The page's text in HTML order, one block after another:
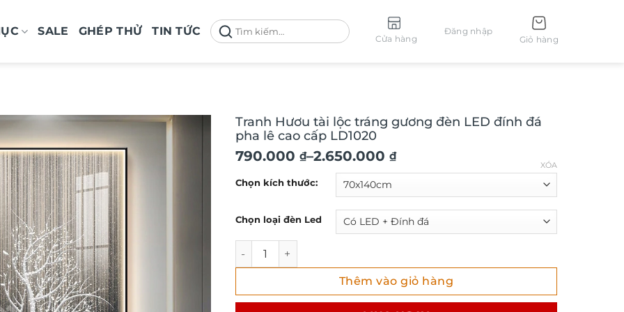
SALE GHÉP THỬ TIN TỨC
Tìm
kiếm:
Cửa hàng
Đăng nhập
Giỏ hàng
Tranh Hươu tài lộc tráng gương đèn LED đính đá
pha lê cao cấp LD1020
790.000 ₫–2.650.000 ₫
Khoảng
giá:
790.000 ₫
đến
2.650.000 ₫
Chọn kích thước:
Chọn loại đèn Led
XÓA
Tranh Hươu tài lộc tráng gương đèn LED đính đá pha lê cao cấp LD1020 số
Thêm vào giỏ hàng